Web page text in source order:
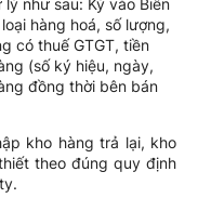
như sau: Ký vào Biên
hàng hoá, số lượng,
có thuế GTGT, tiền
(số ký hiệu, ngày,
đồng thời bên bán
kho hàng trả lại, kho
theo đúng quy định